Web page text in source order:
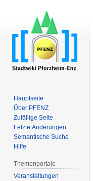
Hauptseite
Über PFENZ
Zufällige Seite
Letzte Änderungen
Semantische Suche
Hilfe
Themenportale
Veranstaltungen